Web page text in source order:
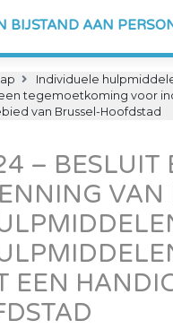
BIJSTAND AAN
Individuele
tegemoetkoming voor
van Brussel-Hoofdstad
– BESLUIT
EEN